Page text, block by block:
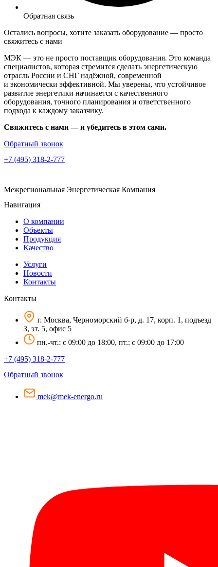
Обратная связь
Остались вопросы, хотите заказать оборудование — просто
свяжитесь с нами
МЭК — это не просто поставщик оборудования. Это команда
специалистов, которая стремится сделать энергетическую
отрасль России и СНГ надёжной, современной
и экономически эффективной. Мы уверены, что устойчивое
развитие энергетики начинается с качественного
оборудования, точного планирования и ответственного
подхода к каждому заказчику.
Свяжитесь с нами — и убедитесь в этом сами.
Обратный звонок
+7 (495) 318-2-777
Межрегиональная Энергетическая Компания
Навигация
О компании
Объекты
Продукция
Качество
Услуги
Новости
Контакты
Контакты
г. Москва, Черноморский б-р, д. 17, корп. 1, подъезд
3, эт. 5, офис 5
пн.-чт.: c 09:00 до 18:00, пт.: c 09:00 до 17:00
+7 (495) 318-2-777
Обратный звонок
mek@mek-energo.ru